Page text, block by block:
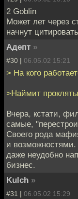
2 Goblin
Может лет через
начнут
Адепт »
#30 | 06.05.02 15:21
> На кого
>Наймит
Вчера, кстати,
самые,
Своего рода
и возможностями.
даже неудобно
бизнес.
Kulch »
#31 | 06.05.02 15:29